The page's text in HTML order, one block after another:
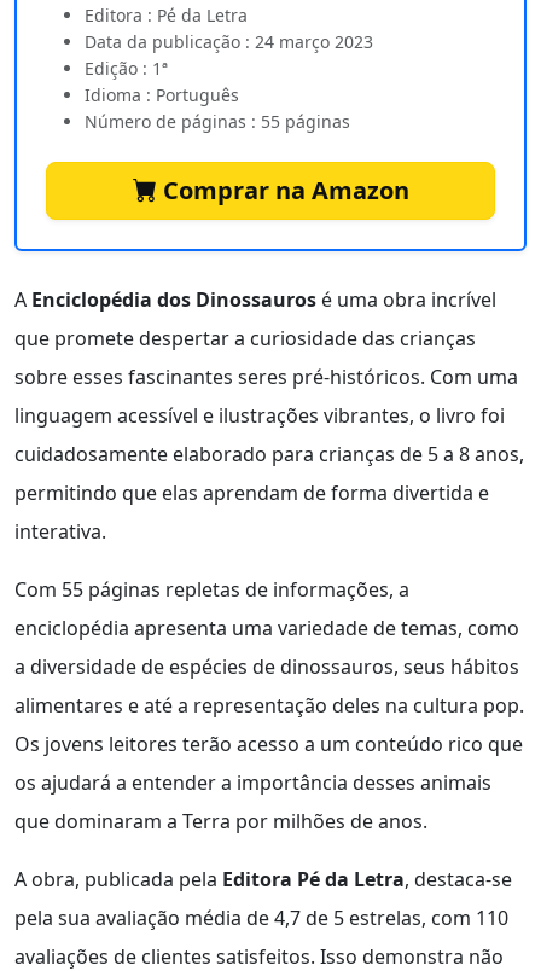
Editora : Pé da Letra
Data da publicação : 24 março 2023
Edição : 1ª
Idioma : Português
Número de páginas : 55 páginas
Comprar na Amazon
A Enciclopédia dos Dinossauros é uma obra incrível
que promete despertar a curiosidade das crianças
sobre esses fascinantes seres pré-históricos. Com uma
linguagem acessível e ilustrações vibrantes, o livro foi
cuidadosamente elaborado para crianças de 5 a 8 anos,
permitindo que elas aprendam de forma divertida e
interativa.
Com 55 páginas repletas de informações, a
enciclopédia apresenta uma variedade de temas, como
a diversidade de espécies de dinossauros, seus hábitos
alimentares e até a representação deles na cultura pop.
Os jovens leitores terão acesso a um conteúdo rico que
os ajudará a entender a importância desses animais
que dominaram a Terra por milhões de anos.
A obra, publicada pela Editora Pé da Letra, destaca-se
pela sua avaliação média de 4,7 de 5 estrelas, com 110
avaliações de clientes satisfeitos. Isso demonstra não